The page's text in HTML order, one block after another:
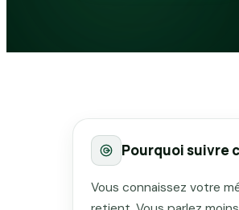
Pourquoi suivre
Vous connaissez votre